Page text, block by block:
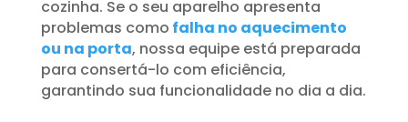
cozinha. Se o seu aparelho apresenta
problemas como falha no aquecimento
ou na porta, nossa equipe está preparada
para consertá-lo com eficiência,
garantindo sua funcionalidade no dia a dia.